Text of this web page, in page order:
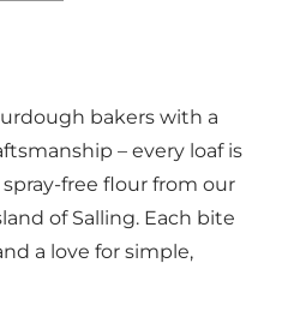
bakers with a
– every loaf is
free flour from our
of Salling. Each bite
a love for simple,